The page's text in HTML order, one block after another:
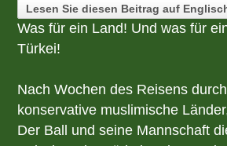
Lesen Sie diesen Beitrag auf
Was für ein Land! Und was für
Türkei!
Nach Wochen des Reisens
konservative muslimische
Der Ball und seine Mannschaft